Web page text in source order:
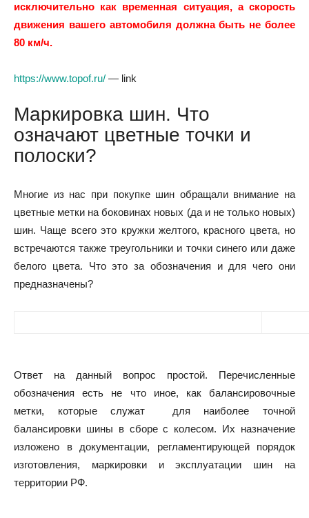
исключительно как временная ситуация, а скорость
движения вашего автомобиля должна быть не более
80 км/ч.
https://www.topof.ru/ — link
Маркировка шин. Что
означают цветные точки и
полоски?
Многие из нас при покупке шин обращали внимание на
цветные метки на боковинах новых (да и не только новых)
шин. Чаще всего это кружки желтого, красного цвета, но
встречаются также треугольники и точки синего или даже
белого цвета. Что это за обозначения и для чего они
предназначены?
Ответ на данный вопрос простой. Перечисленные
обозначения есть не что иное, как балансировочные
метки, которые служат для наиболее точной
балансировки шины в сборе с колесом. Их назначение
изложено в документации, регламентирующей порядок
изготовления, маркировки и эксплуатации шин на
территории РФ.